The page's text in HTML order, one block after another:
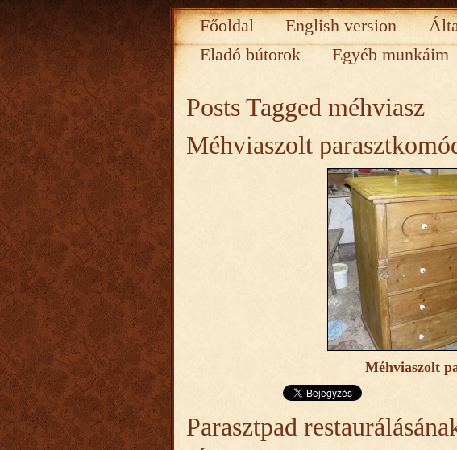
Főoldal English version
Eladó bútorok
Egyéb munkáim
Posts Tagged méhviasz
Méhviaszolt
Méhviaszolt
Parasztpad